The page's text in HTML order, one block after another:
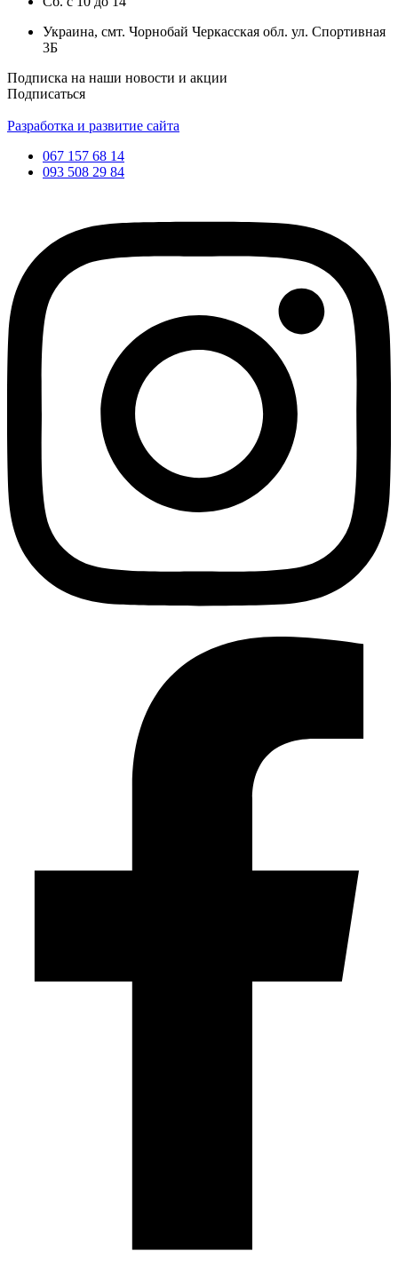
Украина, смт. Чорнобай Черкасская обл. ул. Спортивная
3Б
Подписка на наши новости и акции
Подписаться
Разработка и развитие сайта
067 157 68 14
093 508 29 84